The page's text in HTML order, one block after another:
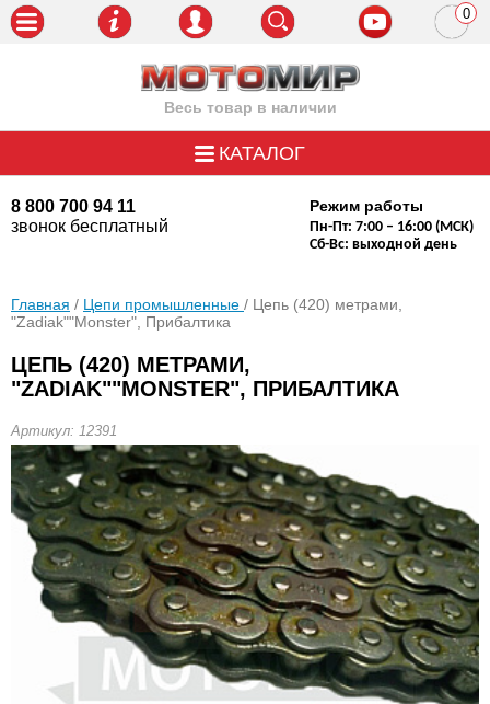
Весь товар в наличии
8 800 700 94 11
звонок бесплатный
Режим работы
Пн-Пт: 7:00 – 16:00 (МСК)
Сб-Вс: выходной день
0
КАТАЛОГ
Главная / Цепи промышленные / Цепь (420) метрами,
"Zadiak""Monster", Прибалтика
ЦЕПЬ (420) МЕТРАМИ,
"ZADIAK""MONSTER", ПРИБАЛТИКА
Артикул: 12391